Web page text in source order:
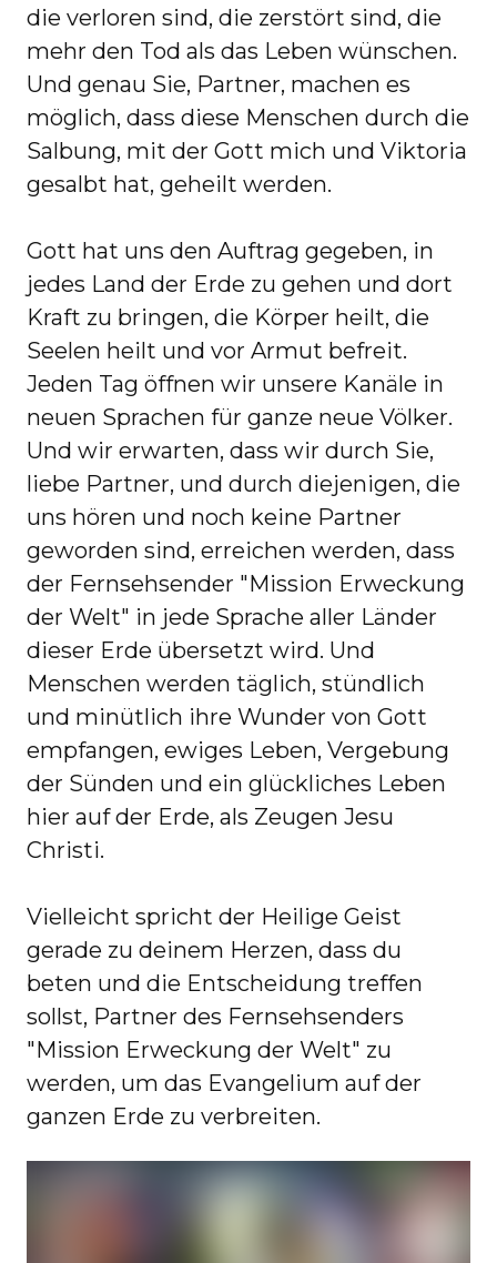
die verloren sind, die zerstört sind, die
mehr den Tod als das Leben wünschen.
Und genau Sie, Partner, machen es
möglich, dass diese Menschen durch die
Salbung, mit der Gott mich und Viktoria
gesalbt hat, geheilt werden.
Gott hat uns den Auftrag gegeben, in
jedes Land der Erde zu gehen und dort
Kraft zu bringen, die Körper heilt, die
Seelen heilt und vor Armut befreit.
Jeden Tag öffnen wir unsere Kanäle in
neuen Sprachen für ganze neue Völker.
Und wir erwarten, dass wir durch Sie,
liebe Partner, und durch diejenigen, die
uns hören und noch keine Partner
geworden sind, erreichen werden, dass
der Fernsehsender "Mission Erweckung
der Welt" in jede Sprache aller Länder
dieser Erde übersetzt wird. Und
Menschen werden täglich, stündlich
und minütlich ihre Wunder von Gott
empfangen, ewiges Leben, Vergebung
der Sünden und ein glückliches Leben
hier auf der Erde, als Zeugen Jesu
Christi.
Vielleicht spricht der Heilige Geist
gerade zu deinem Herzen, dass du
beten und die Entscheidung treffen
sollst, Partner des Fernsehsenders
"Mission Erweckung der Welt" zu
werden, um das Evangelium auf der
ganzen Erde zu verbreiten.